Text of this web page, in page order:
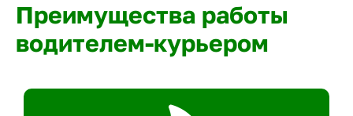
Преимущества работы
водителем-курьером